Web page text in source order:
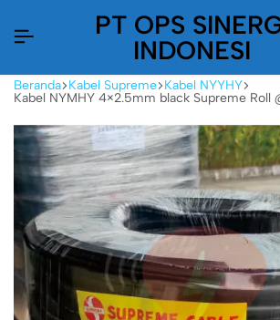
PT OPS
INDONESI
Beranda Kabel Supreme Kabel NYYHY
Kabel NYMHY 4×2.5mm black Supreme Roll